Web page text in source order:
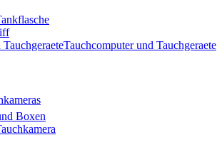
Tauchcomputer und Tauchgeraete
Boxen